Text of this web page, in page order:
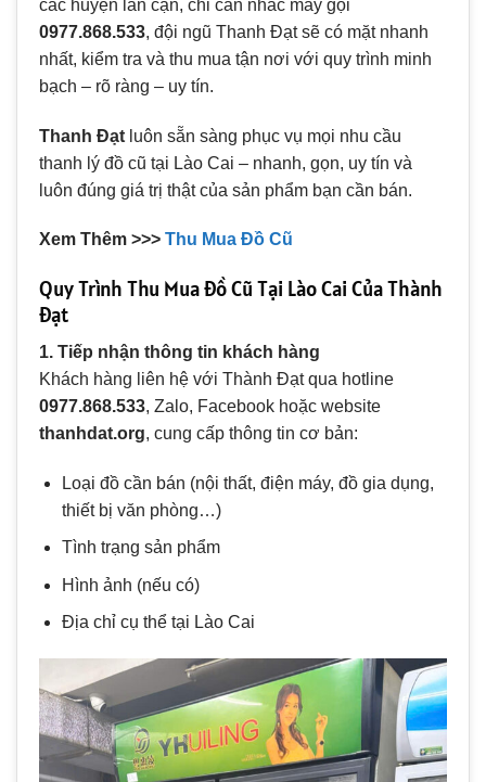
các huyện lân cận, chỉ cần nhấc máy gọi
0977.868.533, đội ngũ Thanh Đạt sẽ có mặt nhanh
nhất, kiểm tra và thu mua tận nơi với quy trình minh
bạch – rõ ràng – uy tín.
Thanh Đạt luôn sẵn sàng phục vụ mọi nhu cầu
thanh lý đồ cũ tại Lào Cai – nhanh, gọn, uy tín và
luôn đúng giá trị thật của sản phẩm bạn cần bán.
Xem Thêm >>> Thu Mua Đồ Cũ
Quy Trình Thu Mua Đồ Cũ Tại Lào Cai Của Thành
Đạt
1. Tiếp nhận thông tin khách hàng
Khách hàng liên hệ với Thành Đạt qua hotline
0977.868.533, Zalo, Facebook hoặc website
thanhdat.org, cung cấp thông tin cơ bản:
Loại đồ cần bán (nội thất, điện máy, đồ gia dụng,
thiết bị văn phòng…)
Tình trạng sản phẩm
Hình ảnh (nếu có)
Địa chỉ cụ thể tại Lào Cai